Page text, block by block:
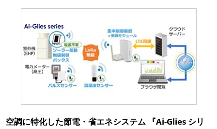
空調に特化した節電・省エネシステム 『Ai-Glies シリ